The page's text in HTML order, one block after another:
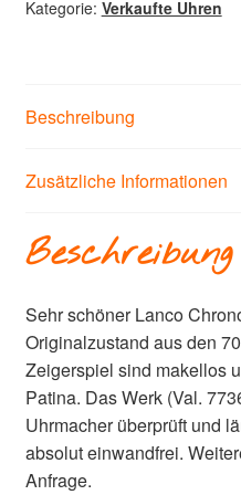
Kategorie: Verkaufte Uhren
Beschreibung
Zusätzliche Informationen
Beschreibung
Sehr schöner Lanco
Originalzustand aus den
Zeigerspiel sind makellos
Patina. Das Werk (Val.
Uhrmacher überprüft und
absolut einwandfrei.
Anfrage.